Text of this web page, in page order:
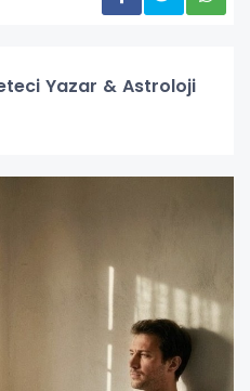
Yazar & Astroloji